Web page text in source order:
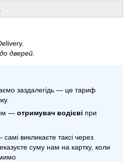
патруль
дверей.
заздалегідь — це тариф
— отримувач водієві при
викликаєте таксі через
суму нам на картку, коли